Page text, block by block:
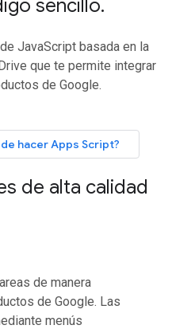
sencillo.
JavaScript basada en la
que te permite integrar
de Google.
hacer Apps Script?
de alta calidad
de manera
de Google. Las
menús